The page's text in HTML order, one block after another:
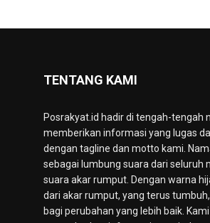
TENTANG KAMI
Posrakyat.id hadir di tengah-tengah
memberikan informasi yang lugas
dengan tagline dan motto kami.
sebagai lumbung suara dari seluruh
suara akar rumput. Dengan warna
dari akar rumput, yang terus
bagi perubahan yang lebih baik.